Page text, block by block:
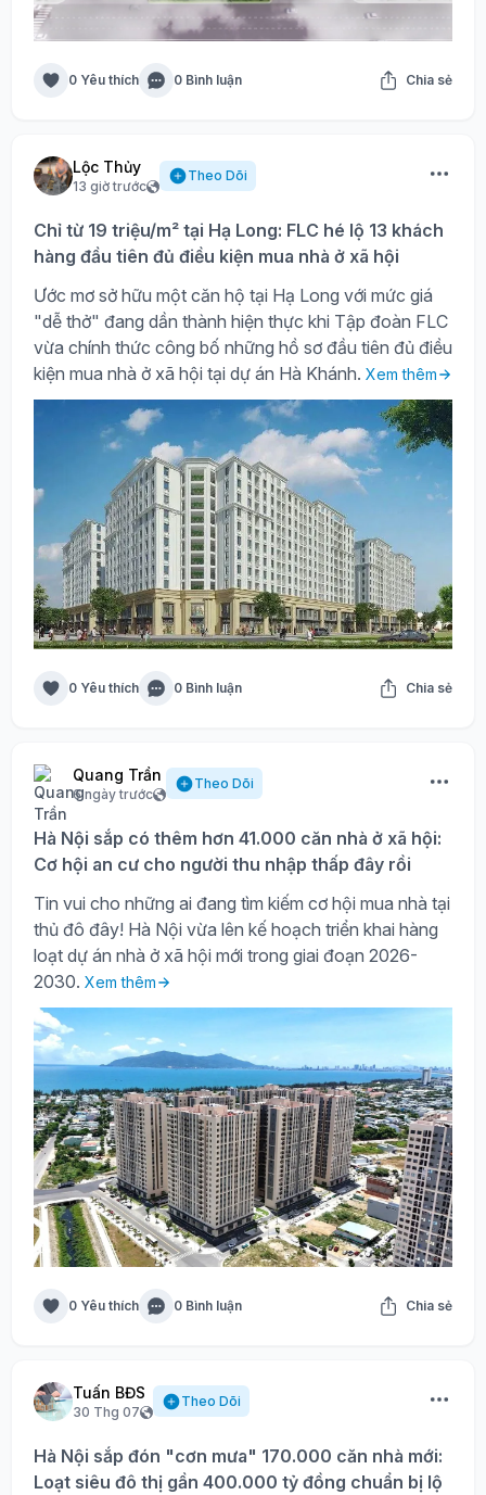
0 Yêu thích 0 Bình luận Chia sẻ
Lộc Thủy
13 giờ trước
Theo Dõi
Chỉ từ 19 triệu/m² tại Hạ Long: FLC hé lộ 13 khách
hàng đầu tiên đủ điều kiện mua nhà ở xã hội
Ước mơ sở hữu một căn hộ tại Hạ Long với mức giá
"dễ thở" đang dần thành hiện thực khi Tập đoàn FLC
vừa chính thức công bố những hồ sơ đầu tiên đủ điều
kiện mua nhà ở xã hội tại dự án Hà Khánh. Xem thêm
0 Yêu thích 0 Bình luận Chia sẻ
Quang Trần
6 ngày trước
Theo Dõi
Hà Nội sắp có thêm hơn 41.000 căn nhà ở xã hội:
Cơ hội an cư cho người thu nhập thấp đây rồi
Tin vui cho những ai đang tìm kiếm cơ hội mua nhà tại
thủ đô đây! Hà Nội vừa lên kế hoạch triển khai hàng
loạt dự án nhà ở xã hội mới trong giai đoạn 2026-
2030. Xem thêm
0 Yêu thích 0 Bình luận Chia sẻ
Tuấn BĐS
30 Thg 07
Theo Dõi
Hà Nội sắp đón "cơn mưa" 170.000 căn nhà mới:
Loạt siêu đô thị gần 400.000 tỷ đồng chuẩn bị lộ